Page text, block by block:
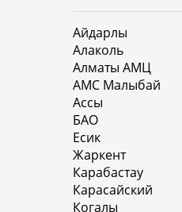
Айдарлы
Алаколь
Алматы АМЦ
АМС Малыбай
Ассы
БАО
Есик
Жаркент
Карабастау
Карасайский
Когалы